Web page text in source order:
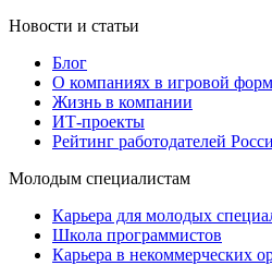
Новости и статьи
Блог
О компаниях в игровой
Жизнь в компании
ИТ-проекты
Рейтинг работодателей
Молодым специалистам
Карьера для молодых
Школа программистов
Карьера в некоммерческих